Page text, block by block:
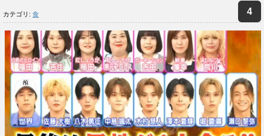
カテゴリ: 食